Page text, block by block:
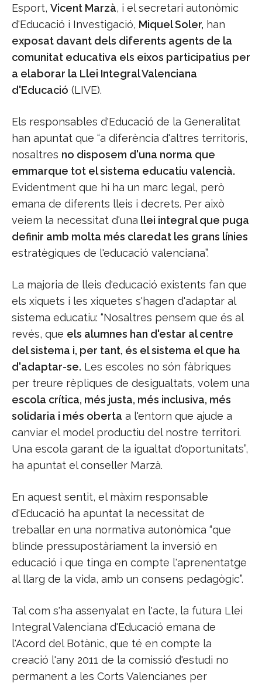
Esport, Vicent Marzà, i el secretari autonòmic
d'Educació i Investigació, Miquel Soler, han
exposat davant dels diferents agents de la
comunitat educativa els eixos participatius per
a elaborar la Llei Integral Valenciana
d'Educació (LIVE).
Els responsables d'Educació de la Generalitat
han apuntat que “a diferència d'altres territoris,
nosaltres no disposem d'una norma que
emmarque tot el sistema educatiu valencià.
Evidentment que hi ha un marc legal, però
emana de diferents lleis i decrets. Per això
veiem la necessitat d'una llei integral que puga
definir amb molta més claredat les grans línies
estratègiques de l'educació valenciana”.
La majoria de lleis d'educació existents fan que
els xiquets i les xiquetes s'hagen d'adaptar al
sistema educatiu: “Nosaltres pensem que és al
revés, que els alumnes han d'estar al centre
del sistema i, per tant, és el sistema el que ha
d'adaptar-se. Les escoles no són fàbriques
per treure rèpliques de desigualtats, volem una
escola crítica, més justa, més inclusiva, més
solidaria i més oberta a l'entorn que ajude a
canviar el model productiu del nostre territori.
Una escola garant de la igualtat d'oportunitats”,
ha apuntat el conseller Marzà.
En aquest sentit, el màxim responsable
d'Educació ha apuntat la necessitat de
treballar en una normativa autonòmica “que
blinde pressupostàriament la inversió en
educació i que tinga en compte l'aprenentatge
al llarg de la vida, amb un consens pedagògic”.
Tal com s'ha assenyalat en l'acte, la futura Llei
Integral Valenciana d'Educació emana de
l'Acord del Botànic, que té en compte la
creació l'any 2011 de la comissió d'estudi no
permanent a les Corts Valencianes per